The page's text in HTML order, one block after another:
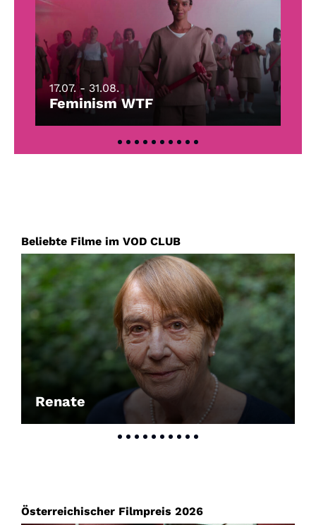
17.07. - 31.08.
Feminism WTF
Beliebte Filme im VOD CLUB
Renate
Österreichischer Filmpreis 2026